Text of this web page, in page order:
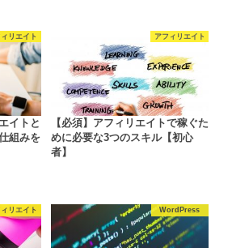
リエイト
イトと
組みを
アフィリエイト
【必須】アフィリエイトで稼ぐた
めに必要な3つのスキル【初心
者】
リエイト WordPress